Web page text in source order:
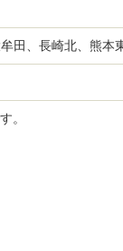
田、長崎北、熊本
。